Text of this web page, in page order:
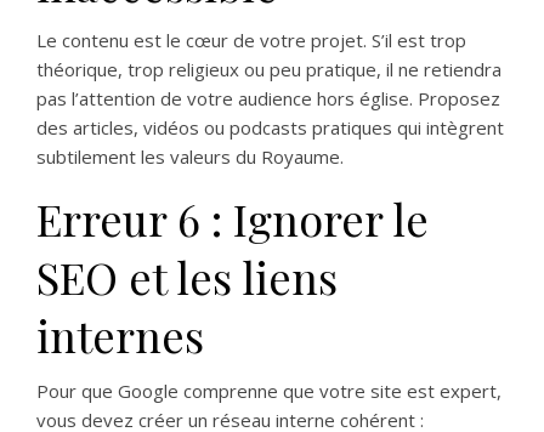
Le contenu est le cœur de votre projet. S’il est trop
théorique, trop religieux ou peu pratique, il ne retiendra
pas l’attention de votre audience hors église. Proposez
des articles, vidéos ou podcasts pratiques qui intègrent
subtilement les valeurs du Royaume.
Erreur 6 : Ignorer le
SEO et les liens
internes
Pour que Google comprenne que votre site est expert,
vous devez créer un réseau interne cohérent :